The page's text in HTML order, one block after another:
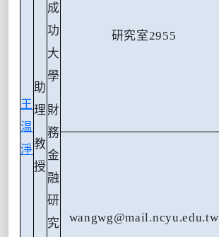
王
温
淨
助
理
教
授
成
功
大
學
財
務
金
融
研
究
研究室2955
wangwg@mail.ncyu.edu.tw